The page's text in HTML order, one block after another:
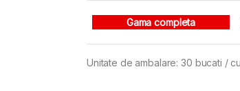
Gama completa
Unitate de ambalare: 30 bucati /